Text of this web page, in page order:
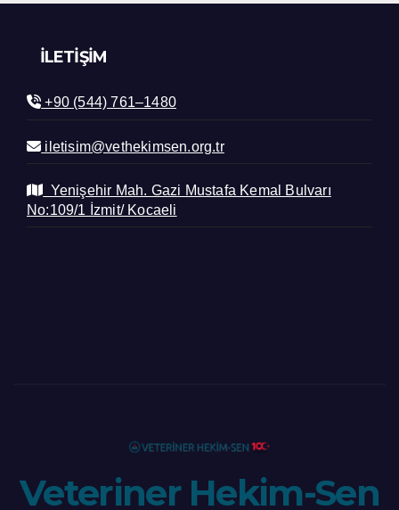
İLETIŞIM
+90 (544) 761–1480
iletisim@vethekimsen.org.tr
Yenişehir Mah. Gazi Mustafa Kemal Bulvarı
No:109/1 İzmit/ Kocaeli
Veteriner Hekim-Sen